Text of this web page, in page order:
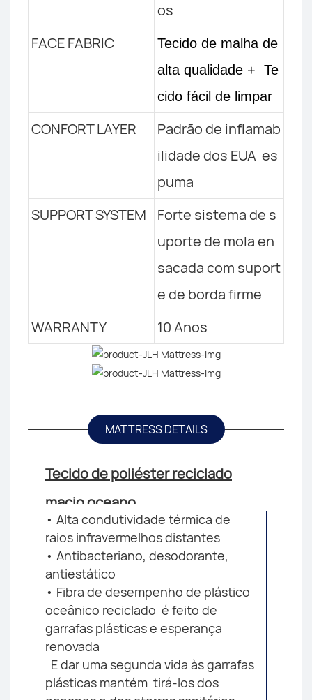
os
FACE FABRIC
Tecido de malha de
alta qualidade + Te
cido fácil de limpar
CONFORT LAYER
Padrão de inflamab
ilidade dos EUA es
puma
SUPPORT SYSTEM
Forte sistema de s
uporte de mola en
sacada com suport
e de borda firme
WARRANTY
10 Anos
MATTRESS DETAILS
Tecido de poliéster reciclado
macio oceano
• Alta condutividade térmica de
raios infravermelhos distantes
• Antibacteriano, desodorante,
antiestático
• Fibra de desempenho de plástico
oceânico reciclado é feito de
garrafas plásticas e esperança
renovada
E dar uma segunda vida às garrafas
plásticas mantém tirá-los dos